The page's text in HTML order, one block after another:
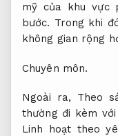
mỹ của khu vực
bước. Trong khi
không gian rộng
Chuyên môn.
Ngoài ra, Theo
thường đi kèm
Linh hoạt theo